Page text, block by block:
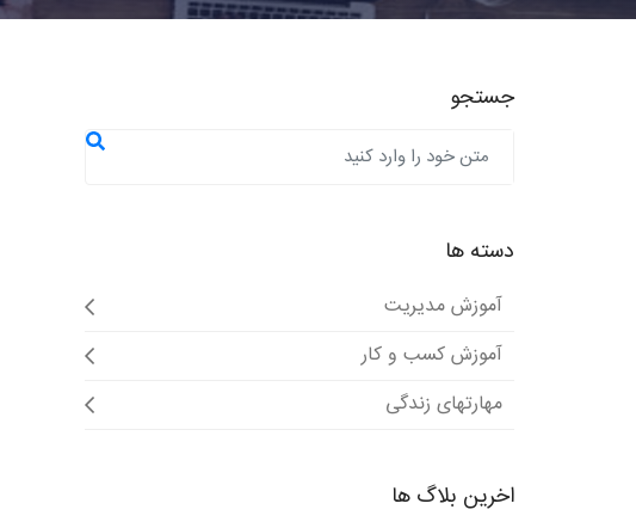
جستجو
دسته ها
آموزش مدیریت
آموزش کسب و کار
مهارتهای زندگی
اخرین بلاگ ها